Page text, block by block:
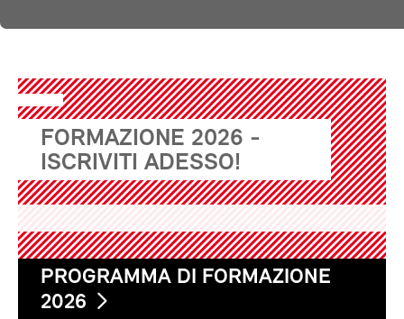
FORMAZIONE 2026 -
ISCRIVITI ADESSO!
PROGRAMMA DI FORMAZIONE
2026